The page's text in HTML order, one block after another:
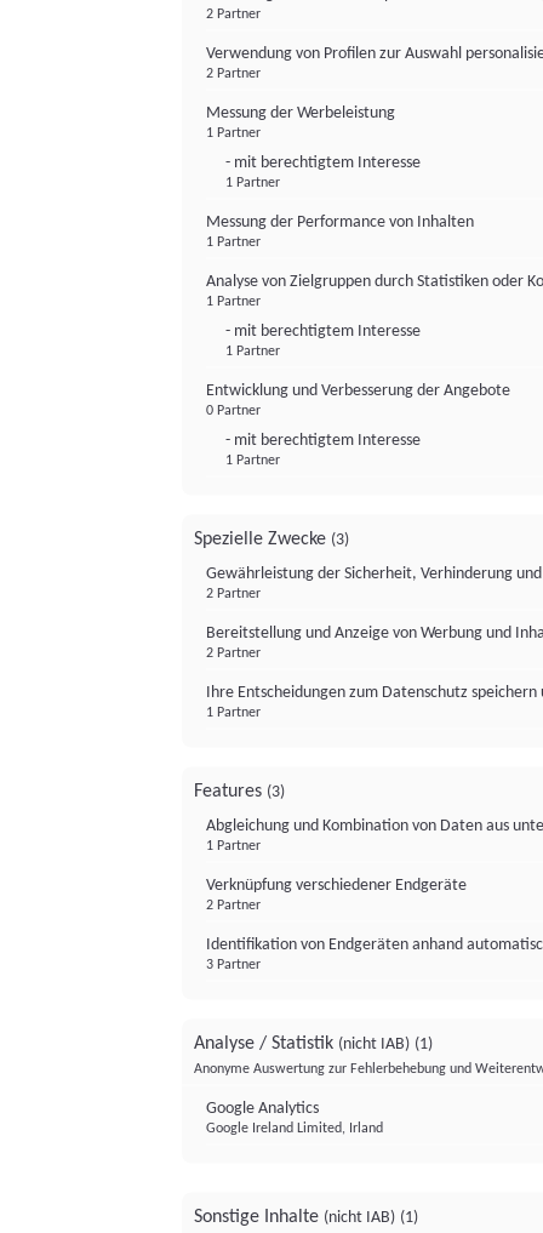
2 Partner
Verwendung von Profilen zur Auswahl
2 Partner
Messung der Werbeleistung
1 Partner
- mit berechtigtem Interesse
1 Partner
Messung der Performance von Inhalten
1 Partner
Analyse von Zielgruppen durch Statistiken oder
1 Partner
- mit berechtigtem Interesse
1 Partner
Entwicklung und Verbesserung der Angebote
0 Partner
- mit berechtigtem Interesse
1 Partner
Spezielle Zwecke (3)
Gewährleistung der Sicherheit, Verhinderung
2 Partner
Bereitstellung und Anzeige von Werbung und
2 Partner
Ihre Entscheidungen zum Datenschutz
1 Partner
Features (3)
Abgleichung und Kombination von Daten aus
1 Partner
Verknüpfung verschiedener Endgeräte
2 Partner
Identifikation von Endgeräten anhand
3 Partner
Analyse / Statistik (nicht IAB) (1)
Anonyme Auswertung zur Fehlerbehebung und
Google Analytics
Google Ireland Limited, Irland
Sonstige Inhalte (nicht IAB) (1)